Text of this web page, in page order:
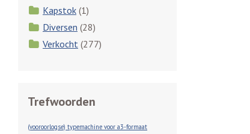
Kapstok (1)
Diversen (28)
Verkocht (277)
Trefwoorden
(vooroorlogse) typemachine voor a3-formaat